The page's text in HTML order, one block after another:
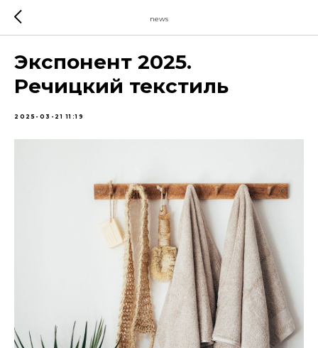
news
Экспонент 2025.
Речицкий текстиль
2025-03-21 11:19